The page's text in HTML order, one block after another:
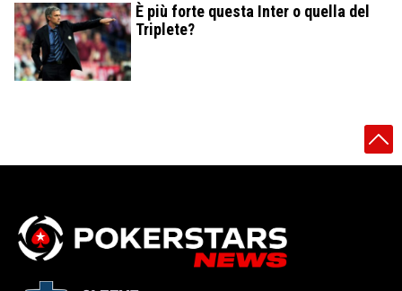
È più forte questa Inter o quella del
Triplete?